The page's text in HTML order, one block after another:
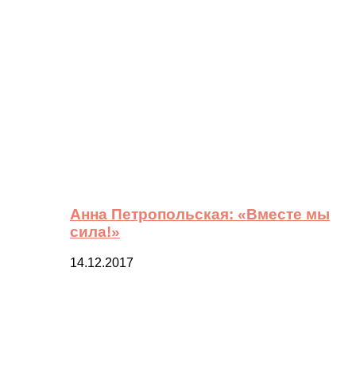
Анна Петропольская: «Вместе мы
сила!»
14.12.2017